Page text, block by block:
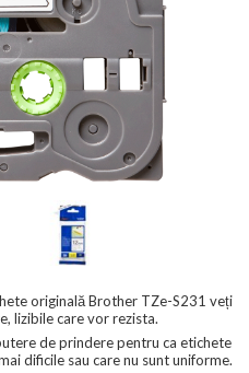
originală Brother TZe-S231 veți
lizibile care vor rezista.
de prindere pentru ca etichete
dificile sau care nu sunt uniforme.